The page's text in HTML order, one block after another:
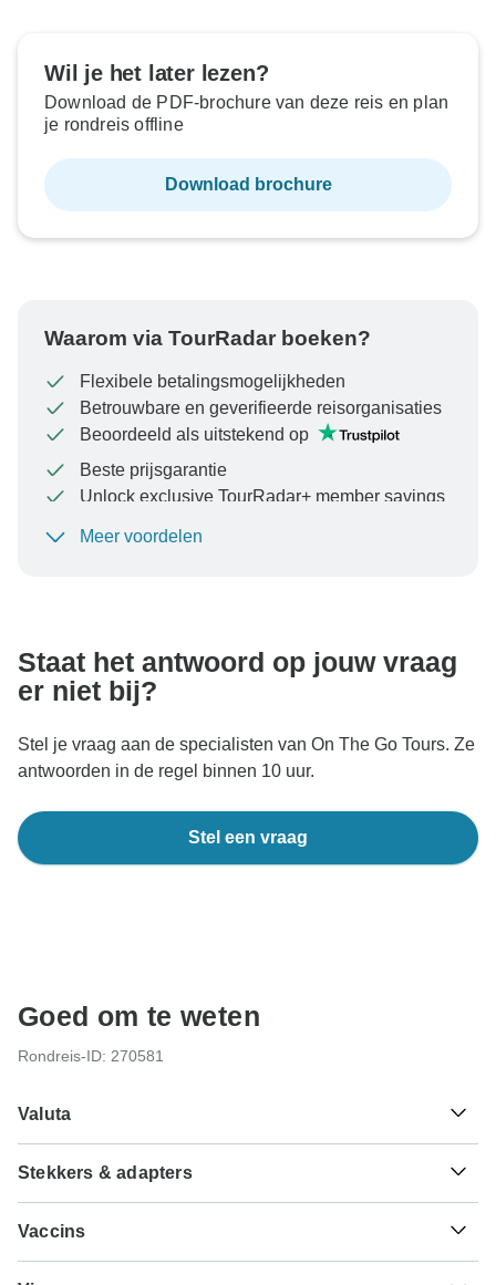
Wil je het later lezen?
Download de PDF-brochure van deze reis en plan
je rondreis offline
Download brochure
Waarom via TourRadar boeken?
Flexibele betalingsmogelijkheden
Betrouwbare en geverifieerde reisorganisaties
Beoordeeld als uitstekend op
Beste prijsgarantie
Unlock exclusive TourRadar+ member savings
Om uw betaling te beschermen en ervoor te zorgen
Meer voordelen
Staat het antwoord op jouw vraag
er niet bij?
Stel je vraag aan de specialisten van On The Go Tours. Ze
antwoorden in de regel binnen 10 uur.
Stel een vraag
Goed om te weten
Rondreis-ID: 270581
Valuta
$ Australische dollar
Australië
Stekkers & adapters
het type I.
Vaccins